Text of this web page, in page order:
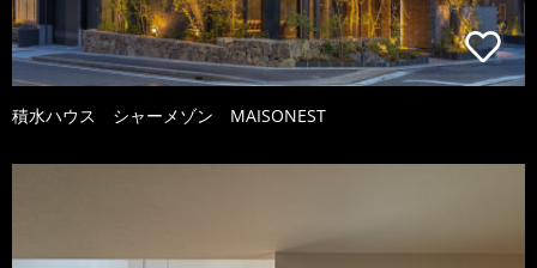
積水ハウス シャーメゾン MAISONEST